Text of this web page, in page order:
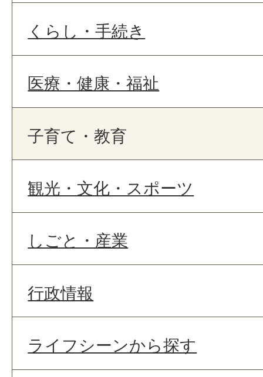
くらし・手続き
医療・健康・福祉
子育て・教育
観光・文化・スポーツ
しごと・産業
行政情報
ライフシーンから探す